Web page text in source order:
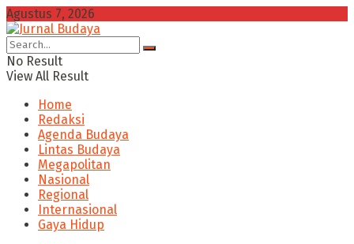
Agustus 7, 2026
No Result
View All Result
Home
Redaksi
Agenda Budaya
Lintas Budaya
Megapolitan
Nasional
Regional
Internasional
Gaya Hidup